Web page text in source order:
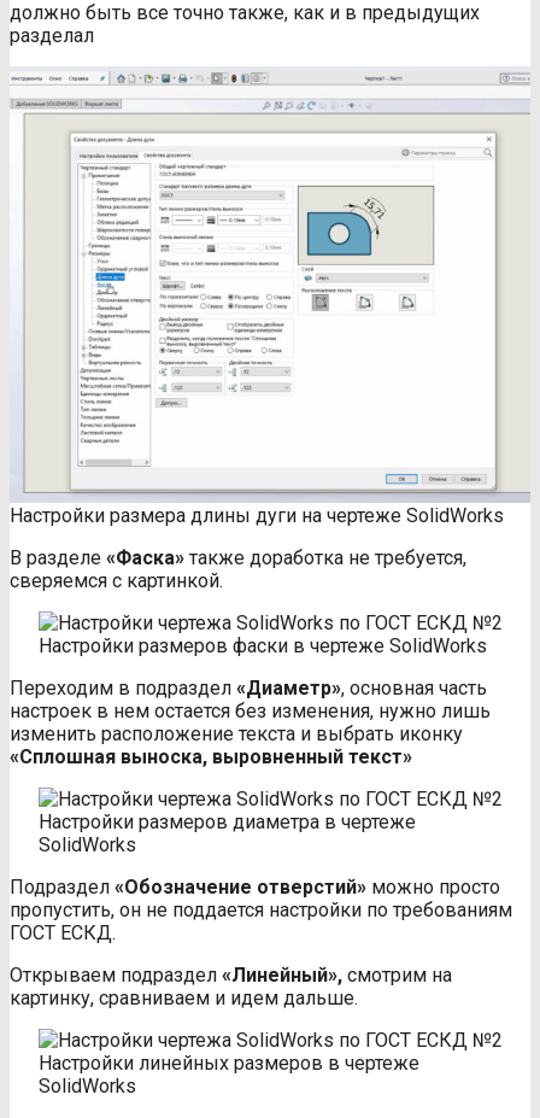
должно быть все точно также, как и в предыдущих
разделал
Настройки размера длины дуги на чертеже SolidWorks
В разделе «Фаска» также доработка не требуется,
сверяемся с картинкой.
Настройки размеров фаски в чертеже SolidWorks
Переходим в подраздел «Диаметр», основная часть
настроек в нем остается без изменения, нужно лишь
изменить расположение текста и выбрать иконку
«Сплошная выноска, выровненный текст»
Настройки размеров диаметра в чертеже
SolidWorks
Подраздел «Обозначение отверстий» можно просто
пропустить, он не поддается настройки по требованиям
ГОСТ ЕСКД.
Открываем подраздел «Линейный», смотрим на
картинку, сравниваем и идем дальше.
Настройки линейных размеров в чертеже
SolidWorks